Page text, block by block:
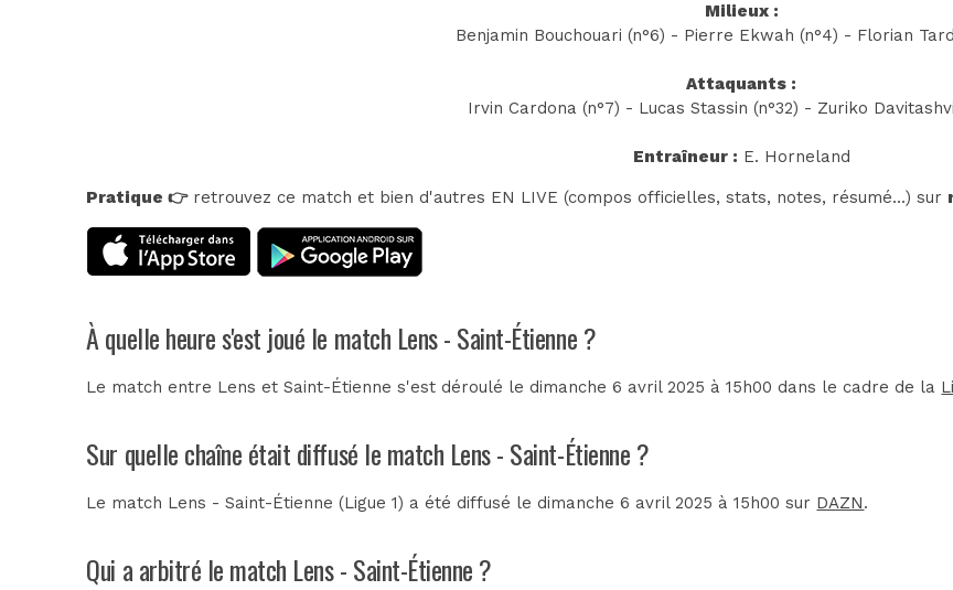
Milieux :
Benjamin Bouchouari (n°6) - Pierre Ekwah (n°4) - Florian
Attaquants :
Irvin Cardona (n°7) - Lucas Stassin (n°32) - Zuriko
Entraîneur : E. Horneland
Pratique 👉retrouvez ce match et bien d'autres EN LIVE (compos officielles, stats, notes, résumé...) sur
À quelle heure s'est joué le match Lens - Saint-Étienne ?
Le match entre Lens et Saint-Étienne s'est déroulé le dimanche 6 avril 2025 à 15h00 dans le cadre de la
Sur quelle chaîne était diffusé le match Lens - Saint-Étienne ?
Le match Lens - Saint-Étienne (Ligue 1) a été diffusé le dimanche 6 avril 2025 à 15h00 sur DAZN.
Qui a arbitré le match Lens - Saint-Étienne ?